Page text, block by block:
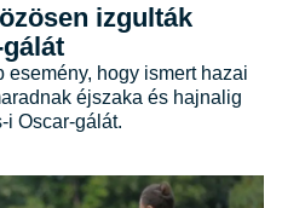
izgulták
esemény, hogy ismert hazai
éjszaka és hajnalig
i Oscar-gálát.